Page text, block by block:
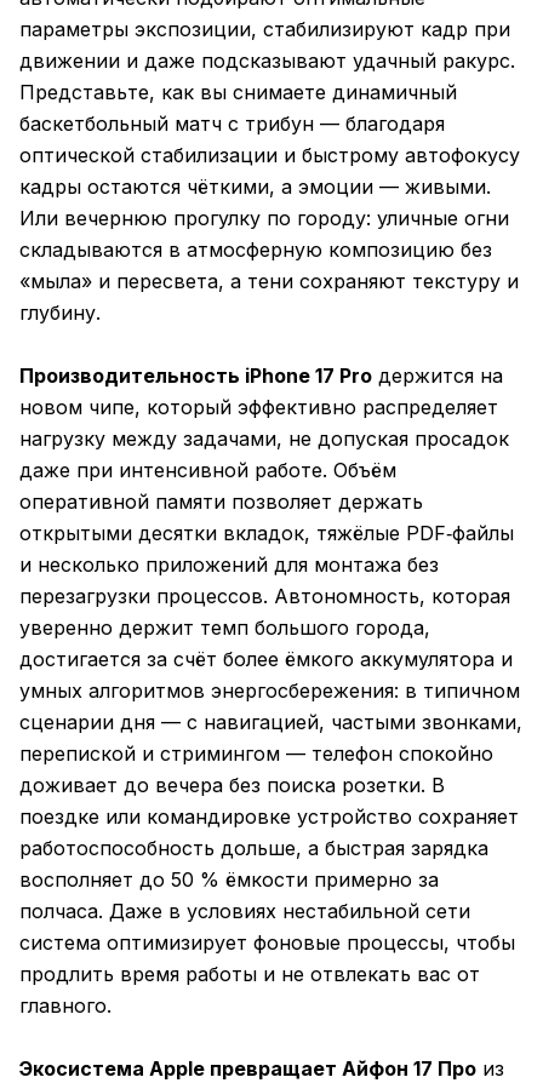
параметры экспозиции, стабилизируют кадр при
движении и даже подсказывают удачный ракурс.
Представьте, как вы снимаете динамичный
баскетбольный матч с трибун — благодаря
оптической стабилизации и быстрому автофокусу
кадры остаются чёткими, а эмоции — живыми.
Или вечернюю прогулку по городу: уличные огни
складываются в атмосферную композицию без
«мыла» и пересвета, а тени сохраняют текстуру и
глубину.
Производительность iPhone 17 Pro держится на
новом чипе, который эффективно распределяет
нагрузку между задачами, не допуская просадок
даже при интенсивной работе. Объём
оперативной памяти позволяет держать
открытыми десятки вкладок, тяжёлые PDF‑файлы
и несколько приложений для монтажа без
перезагрузки процессов. Автономность, которая
уверенно держит темп большого города,
достигается за счёт более ёмкого аккумулятора и
умных алгоритмов энергосбережения: в типичном
сценарии дня — с навигацией, частыми звонками,
перепиской и стримингом — телефон спокойно
доживает до вечера без поиска розетки. В
поездке или командировке устройство сохраняет
работоспособность дольше, а быстрая зарядка
восполняет до 50 % ёмкости примерно за
полчаса. Даже в условиях нестабильной сети
система оптимизирует фоновые процессы, чтобы
продлить время работы и не отвлекать вас от
главного.
Экосистема Apple превращает Айфон 17 Про из